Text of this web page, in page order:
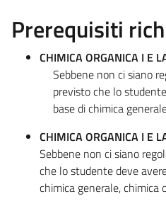
Prerequisiti
CHIMICA ORGANICA I E
Sebbene non ci siano
previsto che lo
base di chimica
CHIMICA ORGANICA I E
Sebbene non ci siano
che lo studente deve
chimica generale, chimica